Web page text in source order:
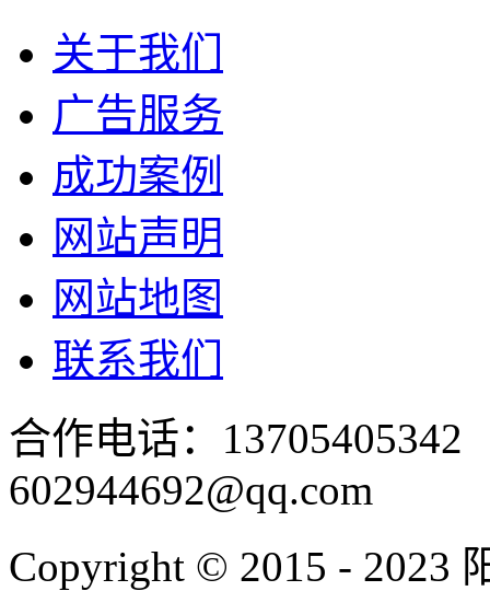
关于我们
广告服务
成功案例
网站声明
网站地图
联系我们
合作电话：
602944692@qq.com
Copyright © 2015 - 2023